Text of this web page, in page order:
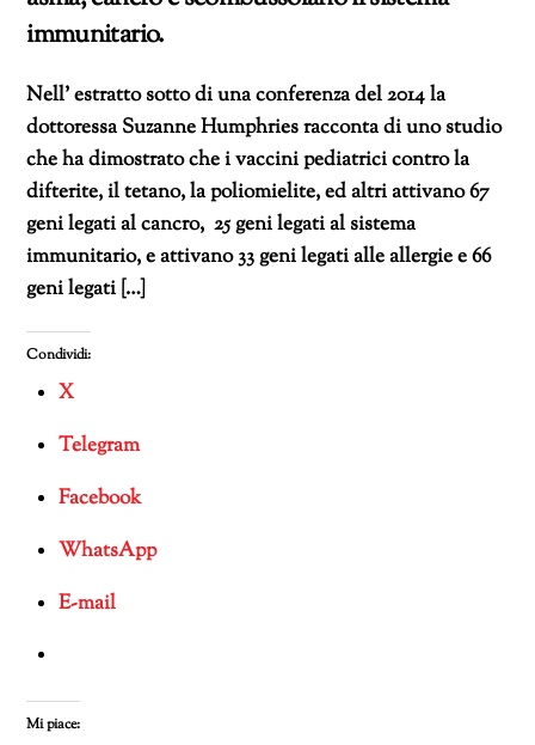
immunitario.
Nell’ estratto sotto di una conferenza del 2014 la
dottoressa Suzanne Humphries racconta di uno studio
che ha dimostrato che i vaccini pediatrici contro la
difterite, il tetano, la poliomielite, ed altri attivano 67
geni legati al cancro, 25 geni legati al sistema
immunitario, e attivano 33 geni legati alle allergie e 66
geni legati […]
Condividi:
X
Telegram
Facebook
WhatsApp
E-mail
Mi piace: